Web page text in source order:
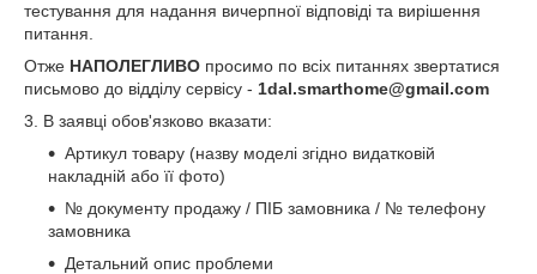
тестування для надання вичерпної відповіді та вирішення
питання.
Отже НАПОЛЕГЛИВО просимо по всіх питаннях звертатися
письмово до відділу сервісу - 1dal.smarthome@gmail.com
3. В заявці обов'язково вказати:
Артикул товару (назву моделі згідно видатковій
накладній або її фото)
№ документу продажу / ПІБ замовника / № телефону
замовника
Детальний опис проблеми